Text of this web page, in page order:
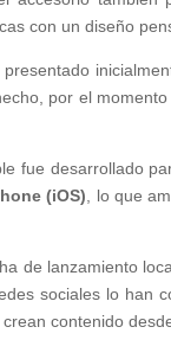
con un diseño
por el
fue desarrollado
(iOS) , lo que
de lanzamiento
sociales lo han
contenido